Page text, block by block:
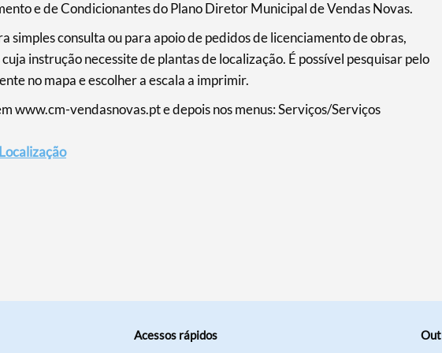
e de Condicionantes do Plano Diretor Municipal de Vendas Novas.
simples consulta ou para apoio de pedidos de licenciamento de obras,
instrução necessite de plantas de localização. É possível pesquisar pelo
no mapa e escolher a escala a imprimir.
www.cm-vendasnovas.pt e depois nos menus: Serviços/Serviços
Acessos rápidos